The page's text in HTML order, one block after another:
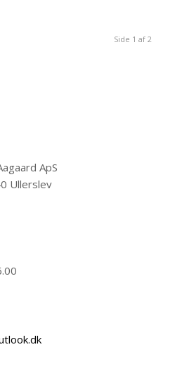
Side 1 af 2
ApS
Ullerslev